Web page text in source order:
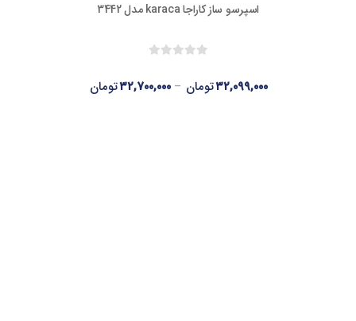
اسپرسو ساز کاراجا karaca مدل 3442
تومان۳۲,۷۰۰,۰۰۰– تومان۳۲,۰۹۹,۰۰۰